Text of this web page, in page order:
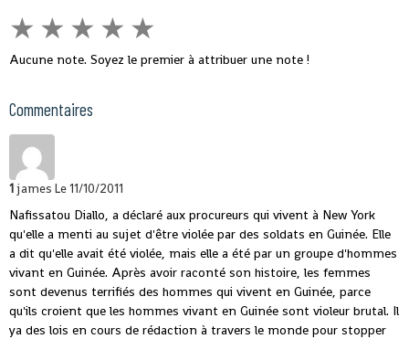
★ ★ ★ ★ ★
Aucune note. Soyez le premier à attribuer une note !
Commentaires
1james Le 11/10/2011
Nafissatou Diallo, a déclaré aux procureurs qui vivent à New York
qu'elle a menti au sujet d'être violée par des soldats en Guinée. Elle
a dit qu'elle avait été violée, mais elle a été par un groupe d'hommes
vivant en Guinée. Après avoir raconté son histoire, les femmes
sont devenus terrifiés des hommes qui vivent en Guinée, parce
qu'ils croient que les hommes vivant en Guinée sont violeur brutal. Il
ya des lois en cours de rédaction à travers le monde pour stopper